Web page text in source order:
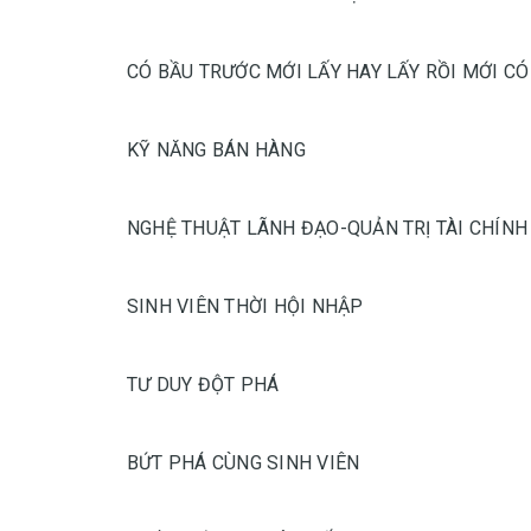
CÓ BẦU TRƯỚC MỚI LẤY HAY LẤY RỒI MỚI
KỸ NĂNG BÁN HÀNG
NGHỆ THUẬT LÃNH ĐẠO-QUẢN TRỊ TÀI CHÍNH
SINH VIÊN THỜI HỘI NHẬP
TƯ DUY ĐỘT PHÁ
BỨT PHÁ CÙNG SINH VIÊN